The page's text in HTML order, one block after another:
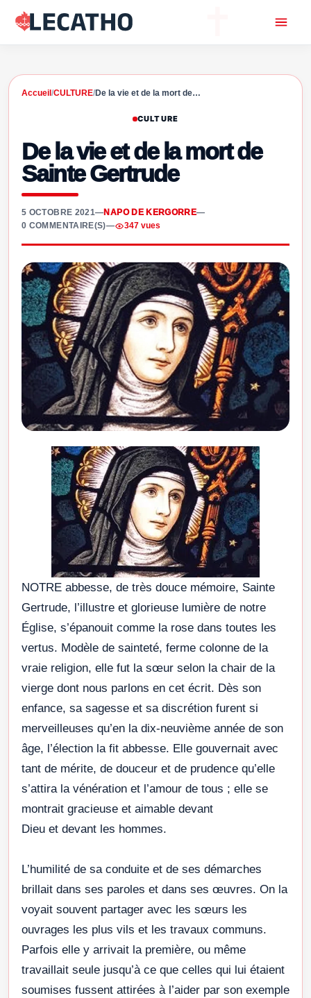
Accueil /CULTURE/De la vie et de la mort de…
CULTURE
De la vie et de la mort de
Sainte Gertrude
5 OCTOBRE 2021—NAPO DE KERGORRE—
0 COMMENTAIRE(S)— 347 vues
NOTRE abbesse, de très douce mémoire, Sainte
Gertrude, l’illustre et glorieuse lumière de notre
Église, s’épanouit comme la rose dans toutes les
vertus. Modèle de sainteté, ferme colonne de la
vraie religion, elle fut la sœur selon la chair de la
vierge dont nous parlons en cet écrit. Dès son
enfance, sa sagesse et sa discrétion furent si
merveilleuses qu’en la dix-neuvième année de son
âge, l’élection la fit abbesse. Elle gouvernait avec
tant de mérite, de douceur et de prudence qu’elle
s’attira la vénération et l’amour de tous ; elle se
montrait gracieuse et aimable devant
Dieu et devant les hommes.
L’humilité de sa conduite et de ses démarches
brillait dans ses paroles et dans ses œuvres. On la
voyait souvent partager avec les sœurs les
ouvrages les plus vils et les travaux communs.
Parfois elle y arrivait la première, ou même
travaillait seule jusqu’à ce que celles qui lui étaient
soumises fussent attirées à l’aider par son exemple